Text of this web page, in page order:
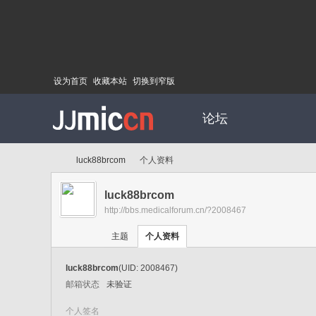
设为首页 收藏本站 切换到窄版
论坛
›
luck88brcom 个人资料
luck88brcom
http://bbs.medicalforum.cn/?2008467
主题 个人资料
luck88brcom(UID: 2008467)
邮箱状态
未验证
个人签名